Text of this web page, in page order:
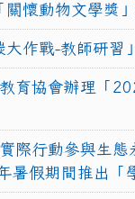
懷動物文學獎
大作戰-教師研習」
育協會辦理「
際行動參與生
暑假期間推出「